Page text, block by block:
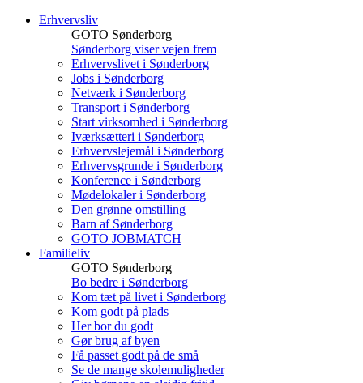
Erhvervsliv
GOTO Sønderborg
Sønderborg viser vejen frem
Erhvervslivet i Sønderborg
Jobs i Sønderborg
Netværk i Sønderborg
Transport i Sønderborg
Start virksomhed i Sønderborg
Iværksætteri i Sønderborg
Erhvervslejemål i Sønderborg
Erhvervsgrunde i Sønderborg
Konference i Sønderborg
Mødelokaler i Sønderborg
Den grønne omstilling
Barn af Sønderborg
GOTO JOBMATCH
Familieliv
GOTO Sønderborg
Bo bedre i Sønderborg
Kom tæt på livet i Sønderborg
Kom godt på plads
Her bor du godt
Gør brug af byen
Få passet godt på de små
Se de mange skolemuligheder